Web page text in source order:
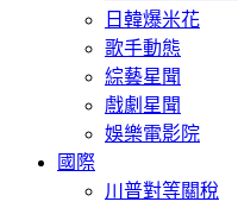
日韓爆米花
歌手動態
綜藝星聞
戲劇星聞
娛樂電影院
國際
川普對等關稅